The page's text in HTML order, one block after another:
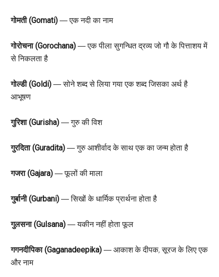
गोमती (Gomati) ― एक नदी का नाम
गोरोचना (Gorochana) ― एक पीला सुगन्धित द्रव्य जो गौ के पित्ताशय में
से निकलता है
गोल्डी (Goldi) ― सोने शब्द से लिया गया एक शब्द जिसका अर्थ है
आभूषण
गुरिशा (Gurisha) ― गुरु की विश
गुरदिता (Guradita) ― गुरु आशीर्वाद के साथ एक का जन्म होता है
गजरा (Gajara) ― फूलों की माला
गुर्बानी (Gurbani) ― सिखों के धार्मिक प्रार्थना होता है
गुलसना (Gulsana) ― यकीन नहीं होता फूल
गगनदीपिका (Gaganadeepika) ― आकाश के दीपक, सूरज के लिए एक
और नाम